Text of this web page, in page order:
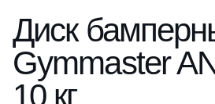
Диск
Gymmaster
10 кг